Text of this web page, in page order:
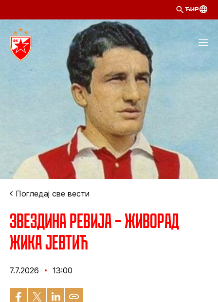
ЋИР
Погледај све вести
Звездина ревија – Живорад
Жика Јевтић
7.7.2026 13:00